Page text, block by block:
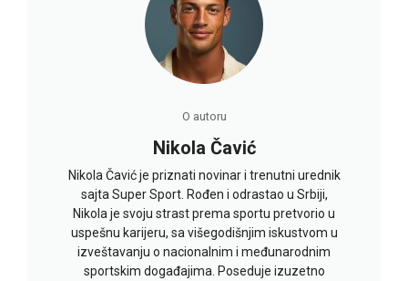
O autoru
Nikola Čavić
Nikola Čavić je priznati novinar i trenutni urednik
sajta Super Sport. Rođen i odrastao u Srbiji,
Nikola je svoju strast prema sportu pretvorio u
uspešnu karijeru, sa višegodišnjim iskustvom u
izveštavanju o nacionalnim i međunarodnim
sportskim događajima. Poseduje izuzetno